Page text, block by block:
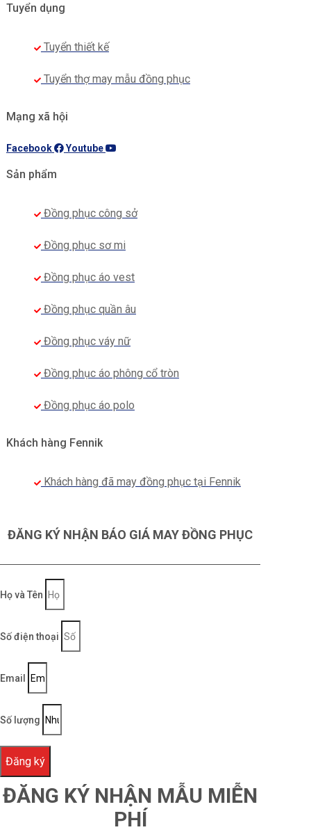
Tuyển dụng
Tuyển thiết kế
Tuyển thợ may mẫu đồng phục
Mạng xã hội
Facebook Youtube
Sản phẩm
Đồng phục công sở
Đồng phục sơ mi
Đồng phục áo vest
Đồng phục quần âu
Đồng phục váy nữ
Đồng phục áo phông cổ tròn
Đồng phục áo polo
Khách hàng Fennik
Khách hàng đã may đồng phục tại Fennik
ĐĂNG KÝ NHẬN BÁO GIÁ MAY ĐỒNG PHỤC
Họ và Tên
Số điện thoại
Email
Số lượng
Đăng ký
ĐĂNG KÝ NHẬN MẪU MIỄN
PHÍ